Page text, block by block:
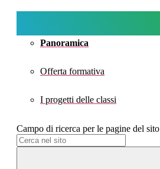
Panoramica
Offerta formativa
I progetti delle classi
Campo di ricerca per le pagine del sito